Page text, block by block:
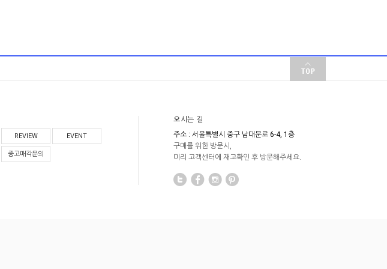
REVIEW EVENT
중고매각문의
오시는 길
주소 : 서울특별시 중구 남대문로 6-4, 1층
구매를 위한 방문시,
미리 고객센터에 재고확인 후 방문해주세요.